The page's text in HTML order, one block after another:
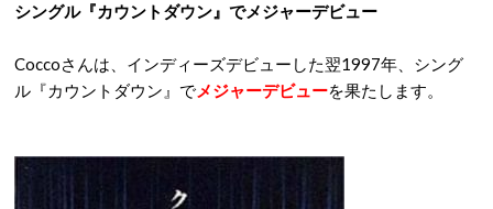
シングル『カウントダウン』でメジャーデビュー
Coccoさんは、インディーズデビューした翌1997年、シング
ル『カウントダウン』でメジャーデビューを果たします。